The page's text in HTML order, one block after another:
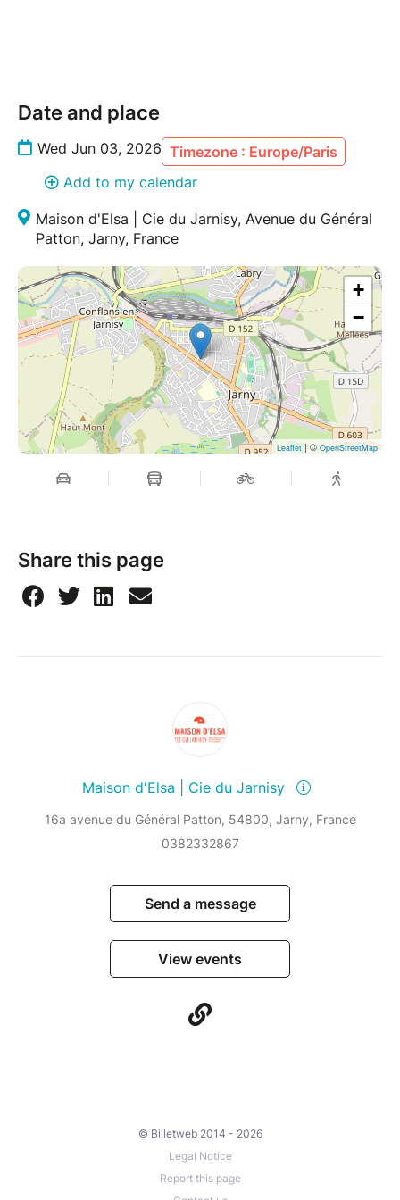
Chant Yanowski (Le cirque des mirages)
Vidéo Vladimir Lutz
Scénographie Antonin Bouvret
Costumes Marie-Paule Grunenwald
C’est la pluridisciplinarité qui caractérise les
spectacles de la Compagnie des Rives de l’Ill depuis
que Thomas Ress l’a fondée en 2008. Le metteur en
scène est aussi le directeur de l’Espace 110 ―Centre
Culturel d'Illzach― Scène Conventionnée d'Intérêt
National. Il y programme chaque année le festival
Bédéciné consacré à… la bande dessinée.
Date and place
Wed Jun 03, 2026 Timezone : Europe/Paris
Add to my calendar
Maison d'Elsa | Cie du Jarnisy, Avenue du Général
Patton, Jarny, France
+
−
Leaflet | ©OpenStreetMap
Share this page
Maison d'Elsa | Cie du Jarnisy
16a avenue du Général Patton, 54800, Jarny, France
0382332867
Send a message
View events
© Billetweb 2014 - 2026
Legal Notice
Report this page